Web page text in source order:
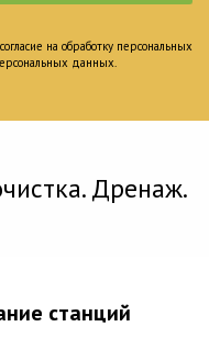
на обработку персональных
данных.
Дренаж.
станций